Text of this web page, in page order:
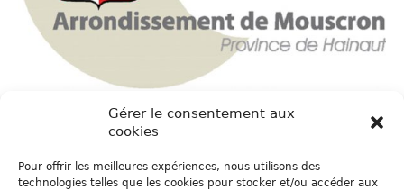
Gérer le consentement aux
cookies
Pour offrir les meilleures expériences, nous utilisons des
technologies telles que les cookies pour stocker et/ou accéder aux
Ville de Mouscron
PAR MARC DANSFINALISTES PRIX HAINAUT HORIZONS 1ÈRE
ÉDITION